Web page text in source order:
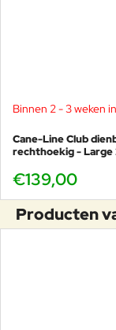
Binnen 2 - 3 weken
Cane-Line Club
rechthoekig - Large
€139,00
Producten